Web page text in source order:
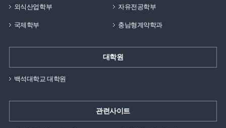
외식산업학부 자유전공학부
국제학부 충남형계약학과
대학원
백석대학교 대학원
관련사이트